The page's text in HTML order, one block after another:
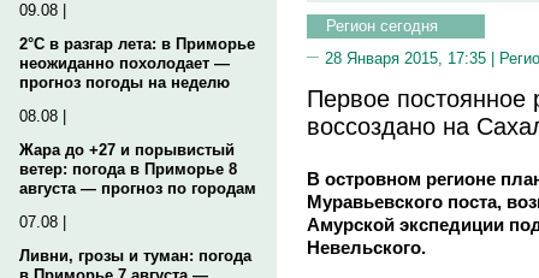
09.08 |
2°C в разгар лета: в Приморье
неожиданно похолодает —
прогноз погоды на неделю
08.08 |
Жара до +27 и порывистый
ветер: погода в Приморье 8
августа — прогноз по городам
07.08 |
Ливни, грозы и туман: погода
Регион сегодня
28 Января 2015, 17:35 |
Первое постоянное
воссоздано на
В островном регионе
Муравьевского поста,
Амурской экспедиции
Невельского.